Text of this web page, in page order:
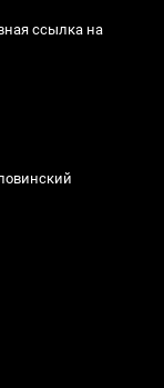
ссылка на